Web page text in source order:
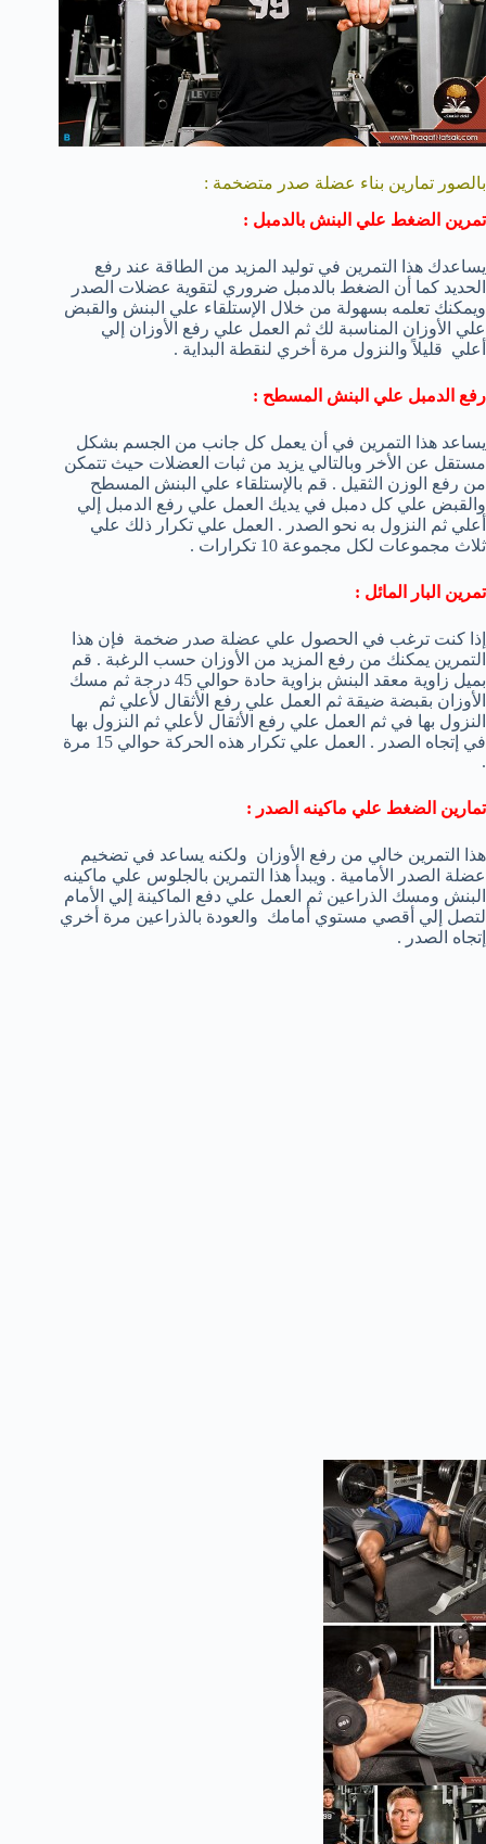
بالصور تمارين بناء عضلة صدر متضخمة :
تمرين الضغط علي البنش بالدمبل :
يساعدك هذا التمرين في توليد المزيد من الطاقة عند رفع
الحديد كما أن الضغط بالدمبل ضروري لتقوية عضلات الصدر
ويمكنك تعلمه بسهولة من خلال الإستلقاء علي البنش والقبض
علي الأوزان المناسبة لك ثم العمل علي رفع الأوزان إلي
أعلي قليلاً والنزول مرة أخري لنقطة البداية .
رفع الدمبل علي البنش المسطح :
يساعد هذا التمرين في أن يعمل كل جانب من الجسم بشكل
مستقل عن الأخر وبالتالي يزيد من ثبات العضلات حيث تتمكن
من رفع الوزن الثقيل . قم بالإستلقاء علي البنش المسطح
والقبض علي كل دمبل في يديك العمل علي رفع الدمبل إلي
أعلي ثم النزول به نحو الصدر . العمل علي تكرار ذلك علي
ثلاث مجموعات لكل مجموعة 10 تكرارات .
تمرين البار المائل :
إذا كنت ترغب في الحصول علي عضلة صدر ضخمة فإن هذا
التمرين يمكنك من رفع المزيد من الأوزان حسب الرغبة . قم
بميل زاوية معقد البنش بزاوية حادة حوالي 45 درجة ثم مسك
الأوزان بقبضة ضيقة ثم العمل علي رفع الأثقال لأعلي ثم
النزول بها في ثم العمل علي رفع الأثقال لأعلي ثم النزول بها
في إتجاه الصدر . العمل علي تكرار هذه الحركة حوالي 15 مرة
.
تمارين الضغط علي ماكينه الصدر :
هذا التمرين خالي من رفع الأوزان ولكنه يساعد في تضخيم
عضلة الصدر الأمامية . ويبدأ هذا التمرين بالجلوس علي ماكينه
البنش ومسك الذراعين ثم العمل علي دفع الماكينة إلي الأمام
لتصل إلي أقصي مستوي أمامك والعودة بالذراعين مرة أخري
إتجاه الصدر .